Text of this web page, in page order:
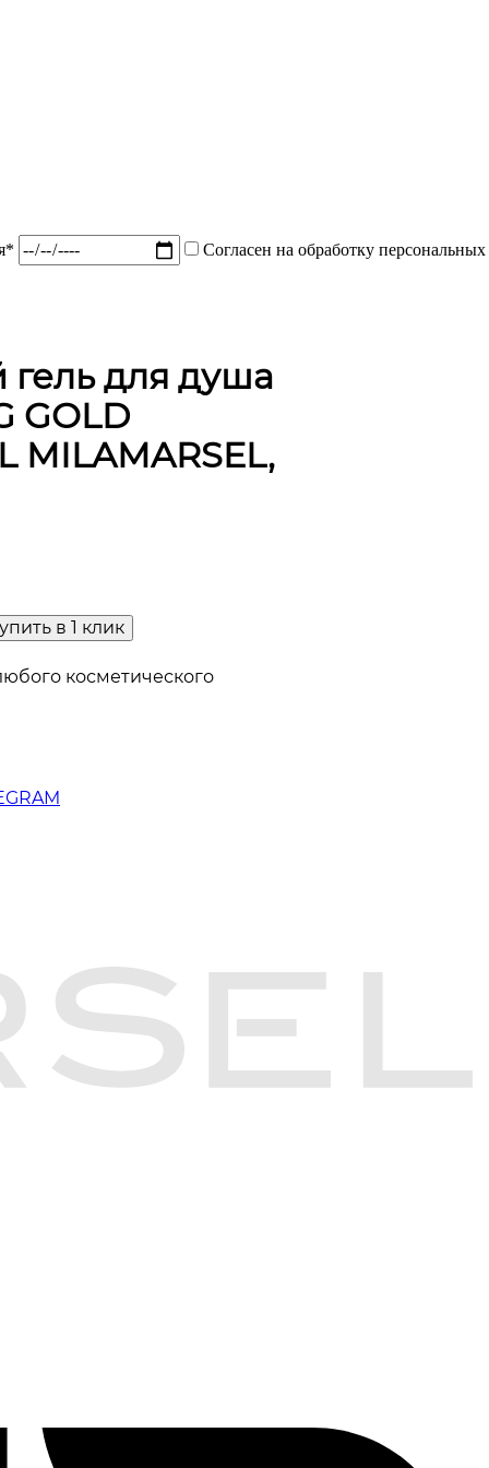
Согласен на обработку персональных
для душа
GOLD
MILAMARSEL,
в 1 клик
косметического